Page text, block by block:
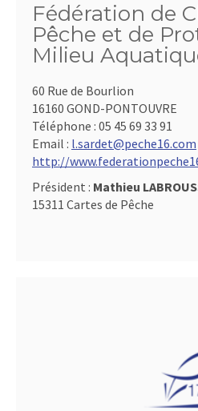
Fédération de
Pêche et de
Milieu
60 Rue de Bourlion
16160 GOND-PONTOUVRE
Téléphone : 05 45 69 33 91
Email : l.sardet@peche16.com
http://
Président : Mathieu
15311 Cartes de Pêche